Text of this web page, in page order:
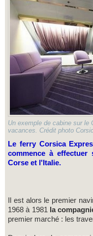
Un exemple de cabine sur le
vacances. Crédit photo
Le ferry Corsica Express (600 passagers et 60 véhicules)
commence à effectuer
Corse et l'Italie.
Il est alors le premier
1968 à 1981 la
premier marché : les